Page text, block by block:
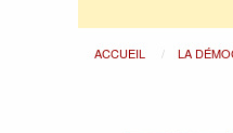
ACCUEIL LA